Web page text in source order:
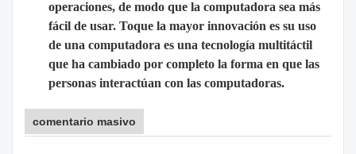
operaciones, de modo que la computadora sea más
fácil de usar. Toque la mayor innovación es su uso
de una computadora es una tecnología multitáctil
que ha cambiado por completo la forma en que las
personas interactúan con las computadoras.
comentario masivo